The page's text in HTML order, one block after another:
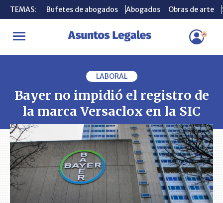
TEMAS: Bufetes de abogados Abogados Obras de arte
INICIO PLEITOS Bayer no impidió el registro de la marca
TEMAS: Bufetes de abogados Abogados Obras de arte
LABORAL
Bayer no impidió el registro de
la marca Versaclox en la SIC